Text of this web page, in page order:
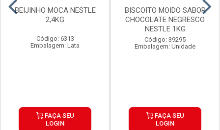
BEIJINHO MOCA NESTLE
2,4KG
Código: 6313
Embalagem: Lata
FAÇA SEU
LOGIN
BISCOITO MOIDO SABOR
CHOCOLATE NEGRESCO
NESTLE 1KG
Código: 39295
Embalagem: Unidade
FAÇA SEU
LOGIN